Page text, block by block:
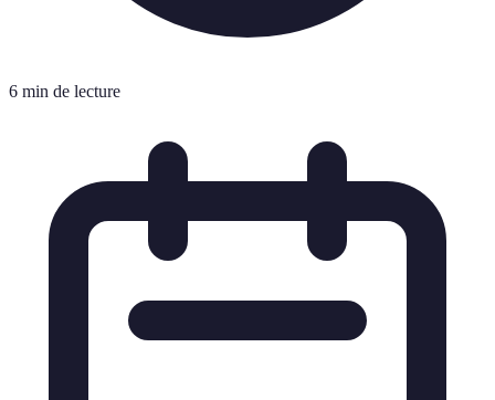
6 min de lecture